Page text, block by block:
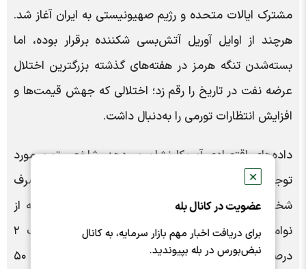
✕
عضویت در کانال بله
برای دریافت اخبار مهم بازار سرمایه، به کانال
نبض‌بورس در بله بپیوندید.
مشترک ایالات متحده و رژیم صهیونیستی به ایران آغاز شد.
هرچند از اوایل آوریل آتش‌بسی شکننده برقرار بوده، اما
بسته‌شدن تنگه هرمز در هفته‌های گذشته بزرگترین اختلال
عرضه نفت در تاریخ را رقم زد؛ اختلالی که جهش قیمت‌ها و
افزایش انتظارات تورمی را به‌دنبال داشت.
داده‌های اقتصادی آمریکا نشان می‌دهد، شاخص تورم مورد
توجه فدرال رزرو، یعنی شاخص قیمت هزینه‌های مصرف
شخصی (PCE)، در ماه آوریل با سریع‌ترین آهنگ سالانه از
نوامبر ۲۰۲۳ افزایش یافته و همچنان بالاتر از هدف ۲
درصدی بانک مرکزی باقی مانده است. افزایش بیش از ۵۰